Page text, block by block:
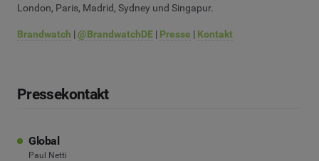
London, Paris, Madrid, Sydney und Singapur.
Brandwatch | @BrandwatchDE | Presse | Kontakt
Pressekontakt
Global
Paul Netti